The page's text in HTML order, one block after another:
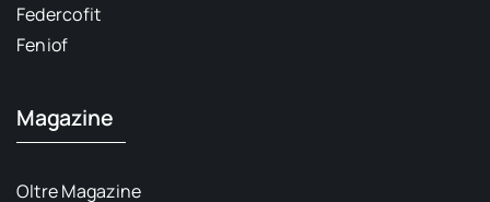
Federcofit
Feniof
Magazine
Oltre Magazine